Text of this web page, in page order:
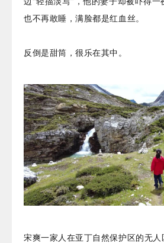
也不再敢睡，满脸都是红血丝。
反倒是甜筒，很乐在其中。
宋爽一家人在亚丁自然保护区的无